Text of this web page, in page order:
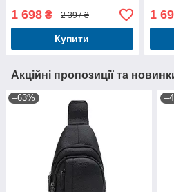
1 698 ₴ 2 397 ₴
Купити
1
Акційні пропозиції та
–63%